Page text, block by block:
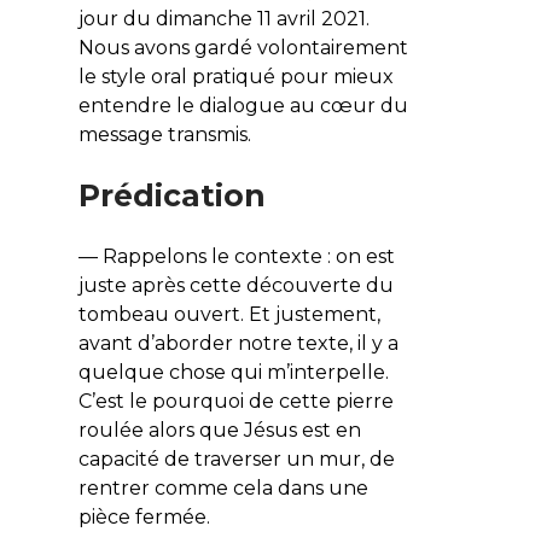
jour du dimanche 11 avril 2021.
Nous avons gardé volontairement
le style oral pratiqué pour mieux
entendre le dialogue au cœur du
message transmis.
Prédication
— Rappelons le contexte : on est
juste après cette découverte du
tombeau ouvert. Et justement,
avant d’aborder notre texte, il y a
quelque chose qui m’interpelle.
C’est le pourquoi de cette pierre
roulée alors que Jésus est en
capacité de traverser un mur, de
rentrer comme cela dans une
pièce fermée.